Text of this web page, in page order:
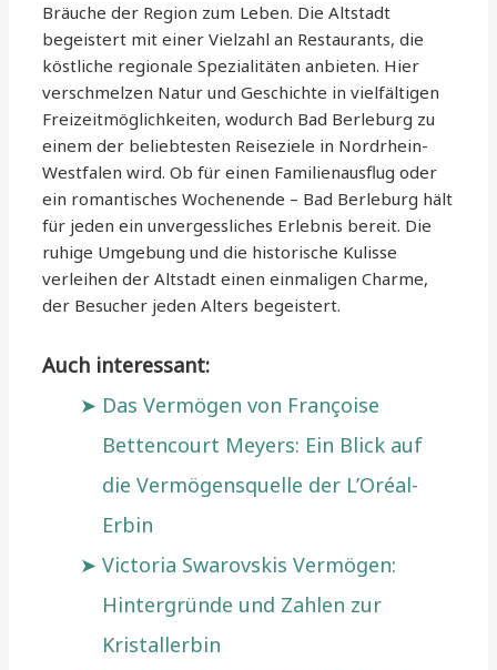
Bräuche der Region zum Leben. Die Altstadt
begeistert mit einer Vielzahl an Restaurants, die
köstliche regionale Spezialitäten anbieten. Hier
verschmelzen Natur und Geschichte in vielfältigen
Freizeitmöglichkeiten, wodurch Bad Berleburg zu
einem der beliebtesten Reiseziele in Nordrhein-
Westfalen wird. Ob für einen Familienausflug oder
ein romantisches Wochenende – Bad Berleburg hält
für jeden ein unvergessliches Erlebnis bereit. Die
ruhige Umgebung und die historische Kulisse
verleihen der Altstadt einen einmaligen Charme,
der Besucher jeden Alters begeistert.
Auch interessant:
Das Vermögen von Françoise
Bettencourt Meyers: Ein Blick auf
die Vermögensquelle der L’Oréal-
Erbin
Victoria Swarovskis Vermögen:
Hintergründe und Zahlen zur
Kristallerbin